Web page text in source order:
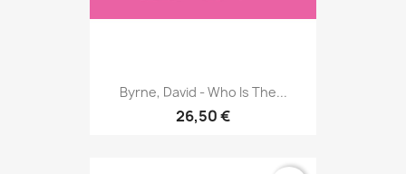
Byrne, David - Who Is The...
26,50 €